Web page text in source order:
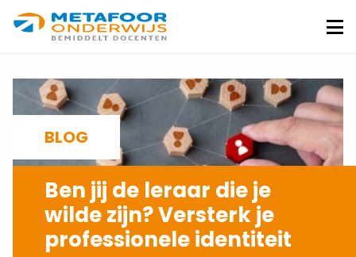
Metafoor
Onderwijs
BLOG
Ben jij de leraar die je
wilde zijn? Versterk je
professionele identiteit
PATRICIA VAN SLOBBE